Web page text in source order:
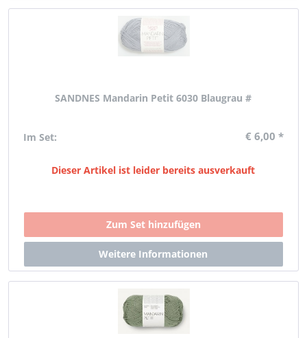
SANDNES Mandarin Petit 6030 Blaugrau #
Im Set: € 6,00 *
Dieser Artikel ist leider bereits ausverkauft